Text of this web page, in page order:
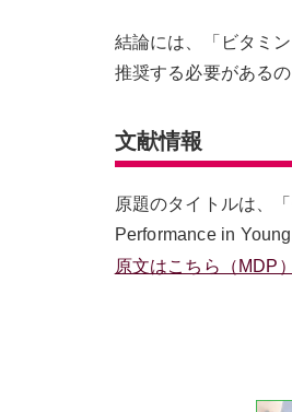
結論には、「ビタミ
推奨する必要がある
文献情報
原題のタイトルは、
Performance in
原文はこちら（MDP）